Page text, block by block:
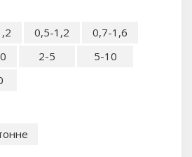
0,5-1,2
0,7-1,6
2-5
5-10